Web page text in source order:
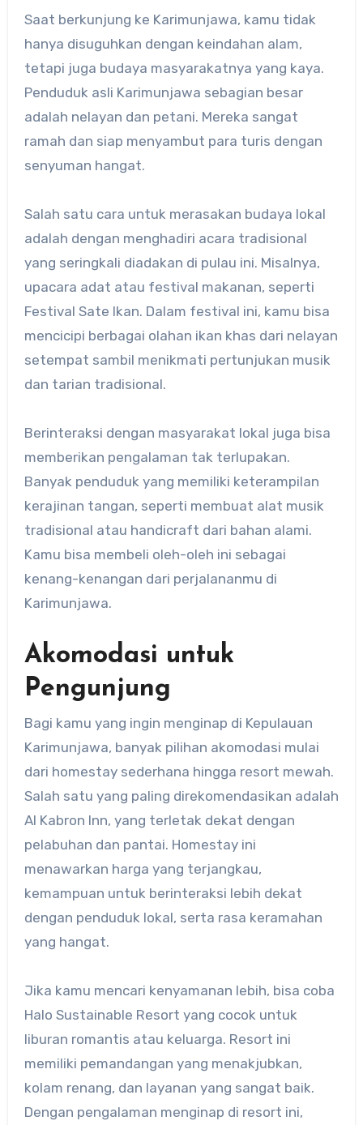
Saat berkunjung ke Karimunjawa, kamu tidak
hanya disuguhkan dengan keindahan alam,
tetapi juga budaya masyarakatnya yang kaya.
Penduduk asli Karimunjawa sebagian besar
adalah nelayan dan petani. Mereka sangat
ramah dan siap menyambut para turis dengan
senyuman hangat.
Salah satu cara untuk merasakan budaya lokal
adalah dengan menghadiri acara tradisional
yang seringkali diadakan di pulau ini. Misalnya,
upacara adat atau festival makanan, seperti
Festival Sate Ikan. Dalam festival ini, kamu bisa
mencicipi berbagai olahan ikan khas dari nelayan
setempat sambil menikmati pertunjukan musik
dan tarian tradisional.
Berinteraksi dengan masyarakat lokal juga bisa
memberikan pengalaman tak terlupakan.
Banyak penduduk yang memiliki keterampilan
kerajinan tangan, seperti membuat alat musik
tradisional atau handicraft dari bahan alami.
Kamu bisa membeli oleh-oleh ini sebagai
kenang-kenangan dari perjalananmu di
Karimunjawa.
Akomodasi untuk
Pengunjung
Bagi kamu yang ingin menginap di Kepulauan
Karimunjawa, banyak pilihan akomodasi mulai
dari homestay sederhana hingga resort mewah.
Salah satu yang paling direkomendasikan adalah
Al Kabron Inn, yang terletak dekat dengan
pelabuhan dan pantai. Homestay ini
menawarkan harga yang terjangkau,
kemampuan untuk berinteraksi lebih dekat
dengan penduduk lokal, serta rasa keramahan
yang hangat.
Jika kamu mencari kenyamanan lebih, bisa coba
Halo Sustainable Resort yang cocok untuk
liburan romantis atau keluarga. Resort ini
memiliki pemandangan yang menakjubkan,
kolam renang, dan layanan yang sangat baik.
Dengan pengalaman menginap di resort ini,